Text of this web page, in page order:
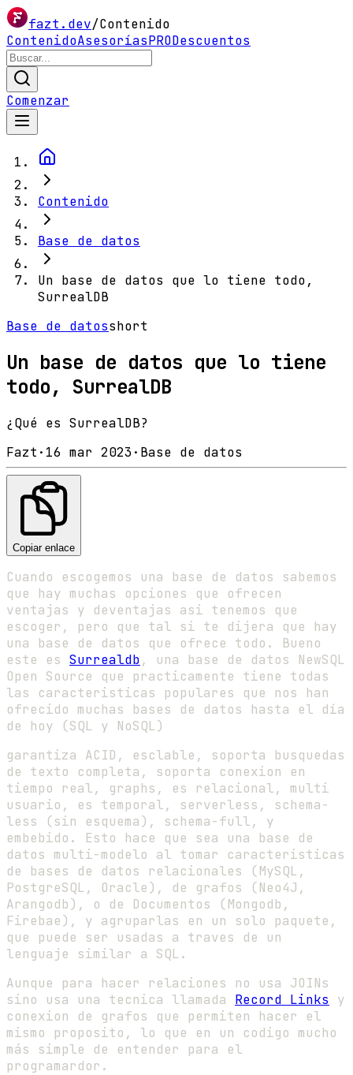
fazt.dev/Contenido
ContenidoAsesoríasPRODescuentos
Comenzar
Contenido
Base de datos
Un base de datos que lo tiene todo,
SurrealDB
Base de datosshort
Un base de datos que lo tiene
todo, SurrealDB
¿Qué es SurrealDB?
Fazt · 16 mar 2023· Base de datos
Copiar enlace
Cuando escogemos una base de datos sabemos
que hay muchas opciones que ofrecen
ventajas y deventajas asi tenemos que
escoger, pero que tal si te dijera que hay
una base de datos que ofrece todo. Bueno
este es Surrealdb, una base de datos NewSQL
Open Source que practicamente tiene todas
las caracteristicas populares que nos han
ofrecido muchas bases de datos hasta el día
de hoy (SQL y NoSQL)
garantiza ACID, esclable, soporta busquedas
de texto completa, soporta conexion en
tiempo real, graphs, es relacional, multi
usuario, es temporal, serverless, schema-
less (sin esquema), schema-full, y
embebido. Esto hace que sea una base de
datos multi-modelo al tomar caracteristicas
de bases de datos relacionales (MySQL,
PostgreSQL, Oracle), de grafos (Neo4J,
Arangodb), o de Documentos (Mongodb,
Firebae), y agruparlas en un solo paquete,
que puede ser usadas a traves de un
lenguaje similar a SQL.
Aunque para hacer relaciones no usa JOINs
sino usa una tecnica llamada Record Links y
conexion de grafos que permiten hacer el
mismo proposito, lo que en un codigo mucho
más simple de entender para el
programardor.